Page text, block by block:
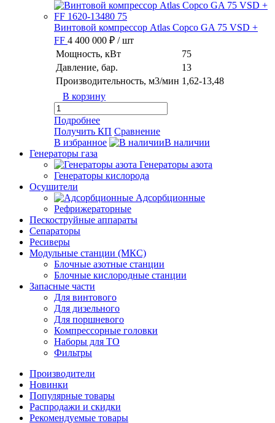
Винтовой компрессор Atlas Copco GA 75 VSD +
FF 4 400 000 ₽ / шт
Мощность, кВт
75
Давление, бар.
13
Производительность, м3/мин 1,62-13,48
В корзину
Подробнее
Получить КП Сравнение
В избранное
В наличии
Генераторы газа
Генераторы азота
Генераторы кислорода
Осушители
Адсорбционные
Рефрижераторные
Пескоструйные аппараты
Сепараторы
Ресиверы
Модульные станции (МКС)
Блочные азотные станции
Блочные кислородные станции
Запасные части
Для винтового
Для дизельного
Для поршневого
Компрессорные головки
Наборы для ТО
Фильтры
Производители
Новинки
Популярные товары
Распродажи и скидки
Рекомендуемые товары